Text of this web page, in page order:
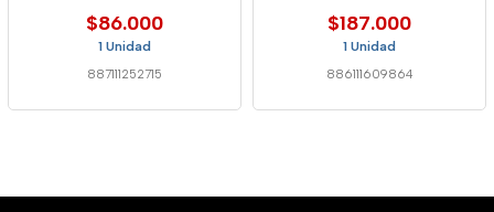
$86.000
1 Unidad
887111252715
$187.000
1 Unidad
886111609864